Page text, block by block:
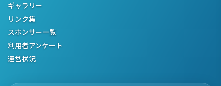
ギャラリー
リンク集
スポンサー一覧
利用者アンケート
運営状況